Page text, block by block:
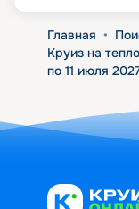
Главная •
Круиз на
по 11 июля